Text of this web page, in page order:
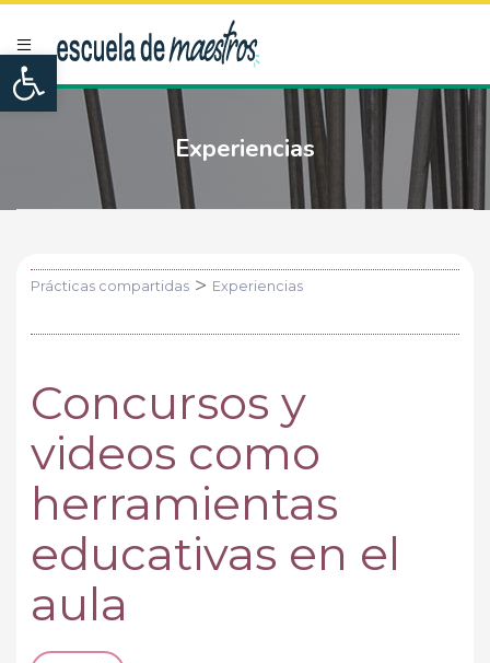
Open toolbar
Experiencias
Prácticas compartidas> Experiencias
Concursos y
videos como
herramientas
educativas en el
aula